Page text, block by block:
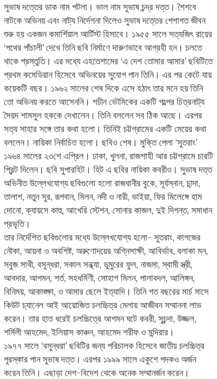
সুভাষ দত্তের ডাক নাম পটলা। ভাল নাম সুভাষ চন্দ্র দত্ত। শৈশবে
নাটকে অভিনয় এবং নাট্য নির্দেশনা দিলেও সুভাষ দত্তের পেশাগত জীবন
শুরু হয় একজন কমার্শিয়াল আর্টিস্ট হিসাবে। ১৯৫৫ সালে সত্যজিৎ রায়ের
‘পথের পাঁচালী’ দেখে তিনি ছবি নির্মাণে দারুণভাবে আগ্রহী হন। চলতে
থাকে প্রস্তুতি। এর মধ্যে এহতেশামের ‘এ দেশ তোমার আমার’ ছবিটিতে
প্রথম কমেডিয়ান হিসেবে অভিনয়ের সুযোগ পান তিনি। এর পর কেটে যায়
কয়েকটি বছর। ১৯৬২ সালের শেষ দিকে এসে হঠাৎ তার মনে হয় তিনি
তো অভিনয় করতে আসেননি। শচীন ভৌমিকের একটি গল্পের চিত্রনাট্য
সৈয়দ শামসুল হককে দেখালেন। তিনি বললেন সব ঠিক আছে। এরপর
সত্য সাহার সঙ্গে তার কথা হলো। তিনিই চট্টগ্রামের একটি মেয়ের কথা
বললেন। নায়িকা নির্বাচিত হলো। ছবিও শেষ। মুক্তি পেলা ‘সুতরাং’
১৯৬৪ সালের ২৩শে এপ্রিল। ঢাকা, খুলনা, রাজশাহী আর চট্টগ্রামে চারটি
প্রিন্ট দিলেন। ছবি সুপারহিট। হিট এ ছবির নায়িকা কবরীও। সুভাষ দত্ত
অভিনীত উল্লেখযোগ্য ছবিগুলো হলো রাজধানীর বুকে, সূর্যস্নান, চান্দা,
তালাশ, নতুন সুর, রূপবান, মিলন, নদী ও নারী, ভাইয়া, ফির মিলেঙ্গে হাম
দোনো, ক্যায়সে কাহু, আখেরি স্টেশন, সোনার কাজল, দুই দিগন্ত, সমাধান
প্রভৃতি।
তার নির্দেশিত ছবিগুলোর মধ্যে উল্লেখযোগ্য হলো- সুতরাং, কাগজের
নৌকা, আয়না ও অবশিষ্ট, অরুণোদয়ের অগ্নিসাক্ষী, আবির্ভাব, বলাকা মন,
সবুজ সাথী, বসুন্ধরা, সকাল সন্ধ্যা, ডুমুরের ফুল, নাজমা, স্বামী স্ত্রী,
আবদার, আগমন, শর্ত, সহধর্মিণী, সোহাগ মিলন, পালাবদল, আলিঙ্গন,
বিনিময়, আকাঙ্ক্ষা, ও আমার ছেলে ইত্যাদি। তিনি গত বছরের মার্চ মাসে
কিউট চ্যানেল আই আয়োজিত চলচ্চিত্র মেলায় আজীবন সম্মাননা লাভ
করেন। তার হাত ধরেই চলচ্চিত্রে আগমন ঘটে কবরী, সুচন্দা, উজ্জল,
শর্মিলী আহমেদ, ইলিয়াস কাঞ্চন, আহমেদ শরীফ ও মন্দিরার।
১৯৭৭ সালে ‘বসুন্ধরা’ ছবিটির জন্য পরিচালক হিসেবে জাতীয় চলচ্চিত্র
পুরস্কার পান সুভাষ দত্ত। এরপর ১৯৯৯ সালে একুশে পদকও অর্জন
করেন তিনি। এছাড়া দেশ-বিদেশ থেকে অনেক সম্মানর্জন করেন।